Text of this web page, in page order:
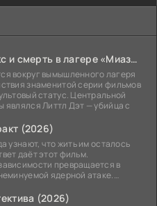
Подростковый секс и смерть в лагере «Миазма» (2026)
вокруг вымышленного лагеря
знаменитой серии фильмов
статус. Центральной
Литтл Дэт — убийца с
(2026)
узнают, что жить им осталось
даёт этот фильм.
превращается в
ядерной атаке.
(2026)